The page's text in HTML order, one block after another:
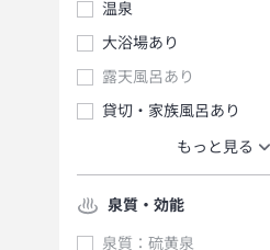
温泉
大浴場あり
露天風呂あり
貸切・家族風呂あり
もっと見る
泉質・効能
泉質：硫黄泉